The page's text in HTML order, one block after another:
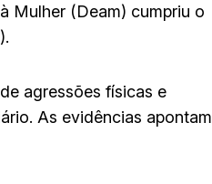
Mulher (Deam) cumpriu o
agressões físicas e
As evidências apontam